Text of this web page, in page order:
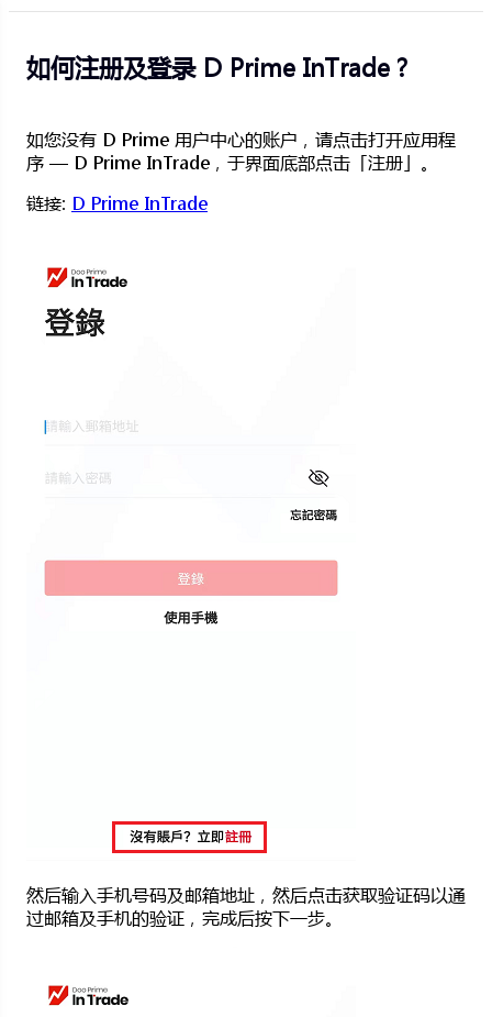
如何注册及登录 D Prime InTrade？
如您没有 D Prime 用户中心的账户，请点击打开应用程
序 — D Prime InTrade，于界面底部点击「注册」。
链接: D Prime InTrade
然后输入手机号码及邮箱地址，然后点击获取验证码以通
过邮箱及手机的验证，完成后按下一步。